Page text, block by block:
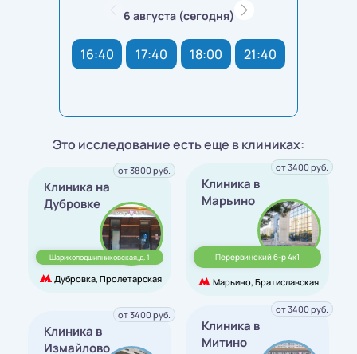
6 августа (сегодня)
16:40 17:40 18:00 21:40
Это исследование есть еще в клиниках:
Клиника на
Дубровке
Шарикоподшипниковская,д. 1
Дубровка, Пролетарская
от 3800 руб.
Клиника в
Марьино
Перервинский б-р 4к1
Марьино, Братиславская
от 3400 руб.
Клиника в
Измайлово
от 3400 руб.
Клиника в
Митино
от 3400 руб.